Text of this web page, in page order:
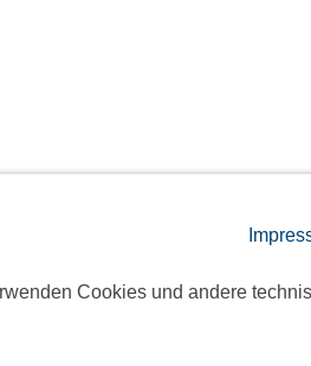
Cookies und andere